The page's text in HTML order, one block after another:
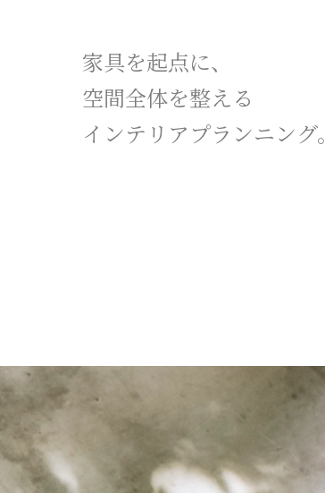
家具を起点に、
空間全体を整える
インテリアプランニング。